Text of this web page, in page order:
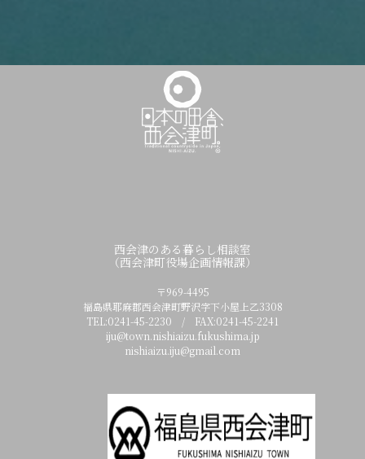
西会津のある暮らし相談室
（西会津町役場企画情報課）
〒969-4495
福島県耶麻郡西会津町野沢字下小屋上乙3308
TEL:0241-45-2230 / FAX:0241-45-2241
iju@town.nishiaizu.fukushima.jp
nishiaizu.iju@gmail.com